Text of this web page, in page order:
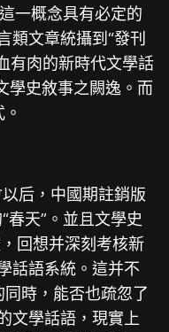
一概念具有必定的
文章統攝到“發刊
有肉的新時代文學話
學史敘事之闕逸。而
后，中國期註銷版
天”。並且文學史
回想并深刻考核新
話語系統。這并不
時，能否也疏忽了
文學話語，現實上